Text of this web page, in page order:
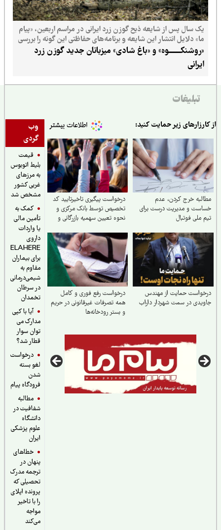
یک سال پس از شایعه ذبح گوزن زرد ایرانی در مراسم اربعین، «پیام
ما» دلایل انتشار این شایعه و برنامه‌های حفاظتی این گونه را بررسی
می‌کند
«روشنکــــــــوه» و «باغ شادی» میزبانان جدید گوزن زرد
ایرانی
تبلیغات
وب
گردی
قیمت
بلیط اتوبوس
به مرزهای
غربی کشور
مشخص شد
کمک به
تأمین مالی
یا واردات
داروی
ELAHERE
برای بیماران
مقاوم به
شیمی‌درمانی
در سرطان
تخمدان
آیا با کپی
مدارک می
توان سوار
قطار شد؟
درخواست
لغو بسته
فرودگاه پیام
مطالبه
شفافیت در
دانشگاه
علوم پزشکی
خطاهای
پنهان در
ترجمه مدرک
تحصیلی که
پرونده اپلای
را با تاخیر
زیر حمایت کنید:
خرج کردن، عدم
و مدیریت درست برای
ملی فوتبال
درخواست پیگیری تاخیرتایید کد
تخصیص توسط بانک مرکزی و
نحوه تعیین سهمیه بازرگانی و
حمایت از مهندس
در سمت شهردار داراب
درخواست رفع فوری و کامل
همه تصرفات غیرقانونی در حریم
و بستر رودخانه‌ها